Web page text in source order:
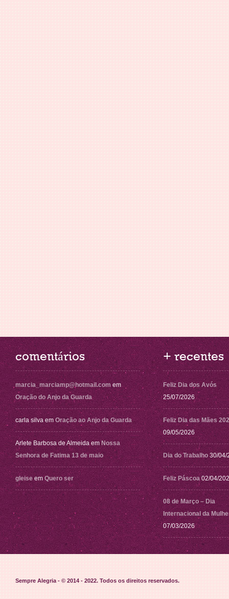
comentários
marcia_marciamp@hotmail.com em
Oração do Anjo da Guarda
carla silva em Oração ao Anjo da Guarda
Arlete Barbosa de Almeida em Nossa
Senhora de Fatima 13 de maio
gleise em Quero ser
+ recentes
Feliz Dia dos Avós
25/07/2026
Feliz Dia das Mães
09/05/2026
Dia do Trabalho 30/04/
Feliz Páscoa 02/04/
08 de Março – Dia
Internacional da
07/03/2026
Sempre Alegria - © 2014 - 2022. Todos os direitos reservados.